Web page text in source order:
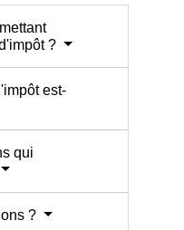
?
est-
qui
?